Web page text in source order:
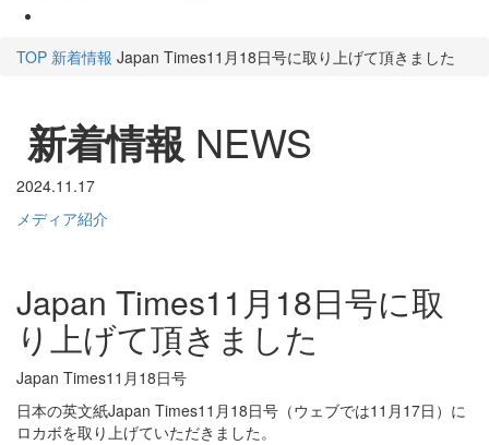
TOP 新着情報 Japan Times11月18日号に取り上げて頂きました
新着情報 NEWS
2024.11.17
メディア紹介
Japan Times11月18日号に取
り上げて頂きました
Japan Times11月18日号
日本の英文紙Japan Times11月18日号（ウェブでは11月17日）に
ロカボを取り上げていただきました。